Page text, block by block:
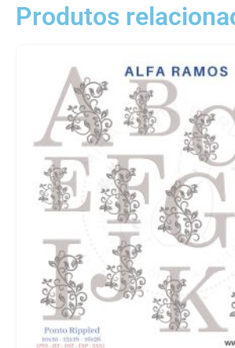
Produtos